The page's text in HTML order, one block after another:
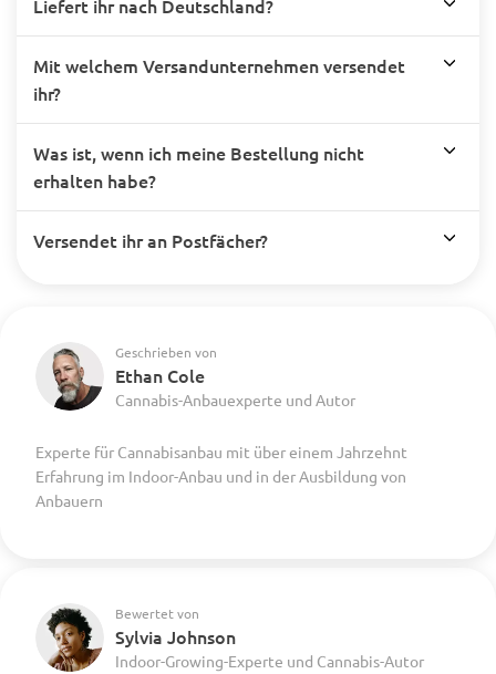
Liefert ihr nach Deutschland?
Mit welchem Versandunternehmen versendet
ihr?
Was ist, wenn ich meine Bestellung nicht
erhalten habe?
Versendet ihr an Postfächer?
Geschrieben von
Ethan Cole
Cannabis-Anbauexperte und Autor
Experte für Cannabisanbau mit über einem Jahrzehnt
Erfahrung im Indoor-Anbau und in der Ausbildung von
Anbauern
Bewertet von
Sylvia Johnson
Indoor-Growing-Experte und Cannabis-Autor